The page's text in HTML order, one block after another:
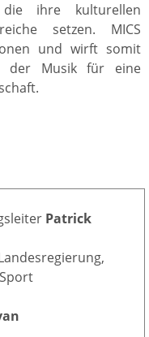
ihre kulturellen
setzen. MICS
und wirft somit
der Musik für eine
Patrick